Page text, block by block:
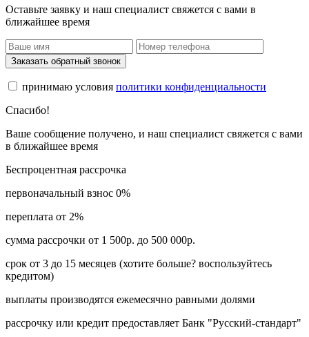
Оставьте заявку и наш специалист свяжется с вами в
ближайшее время
Заказать обратный звонок
принимаю условия политики конфиденциальности
Спасибо!
Ваше сообщение получено, и наш специалист свяжется с вами
в ближайшее время
Беспроцентная рассрочка
первоначальный взнос 0%
переплата от 2%
сумма рассрочки от 1 500р. до 500 000р.
срок от 3 до 15 месяцев (хотите больше? воспользуйтесь
кредитом)
выплаты производятся ежемесячно равными долями
рассрочку или кредит предоставляет Банк "Русский-стандарт"